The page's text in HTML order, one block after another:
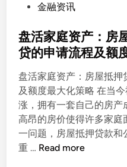
t
e
d
i
n
金融资讯
盘活家庭资产：房
贷的申请流程及额
盘活家庭资产：房屋抵押
及额度最大化策略 在当
涨，拥有一套自己的房产
高昂的房价使得许多家
一问题，房屋抵押贷款和
重 … 盘
Read more